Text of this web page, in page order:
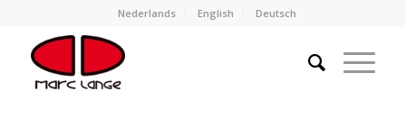
Nederlands English Deutsch